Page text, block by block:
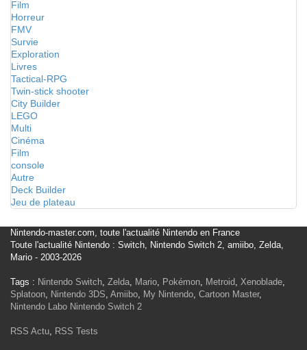
Film
Horreur
FMV
Survie
Exploration
Livres
Tactical-RPG
Twin-stick shooter
City Builder
LEGO
Multi
Cinéma
Film
console
Autre
Deck Builder
Jeu de plateau
Nintendo-master.com, toute l'actualité Nintendo en France
Toute l'actualité Nintendo : Switch, Nintendo Switch 2, amiibo, Zelda,
Mario - 2003-2026
Tags : Nintendo Switch, Zelda, Mario, Pokémon, Metroid, Xenoblade,
Splatoon, Nintendo 3DS, Amiibo, My Nintendo, Cartoon Master,
Nintendo Labo Nintendo Switch 2
RSS Actu, RSS Tests